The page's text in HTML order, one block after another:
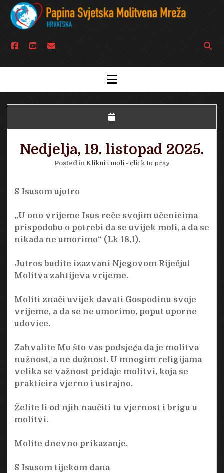
facebook
youtubeemail
Open
bar
open
menu
Nedjelja, 19. listopad 2025.
Posted in Klikni i moli - click to pray
S Isusom ujutro
„U ono vrijeme Isus reče svojim učenicima
prispodobu o potrebi da se uvijek moli, a da se
nikada ne umorimo“ (Lk 18,1).
Jutros budite izazvani Njegovom Riječju!
Molitva zahtijeva vrijeme.
Moliti znači uvijek davati Gospodinu svoje
vrijeme, a da se ne umorimo, poput uporne
udovice.
Zahvalite Mu što vas podsjeća da je molitva
nužnost, a ne dužnost. U mnogim religijama
velika se važnost pridaje molitvi, koja se
prakticira vjerno i ustrajno.
Želite li od njih naučiti tu vjernost i brigu u
molitvi.
Molite dnevno prikazanje.
S Isusom tijekom dana